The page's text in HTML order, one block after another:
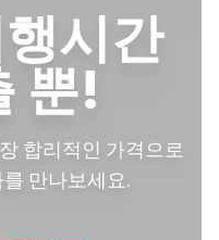
시간
뿐!
합리적인 가격으로
만나보세요.